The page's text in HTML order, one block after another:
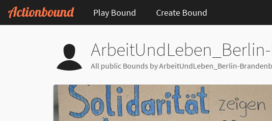
Play Bound Create Bound
All public Bounds by ArbeitUndLeben_Berlin-